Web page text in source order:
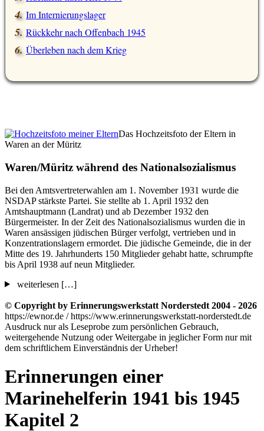
Im Internierungslager
Rückkehr nach Offenbach 1945
Überleben nach dem Krieg
Das Hochzeitsfoto der Eltern in
Waren an der Müritz
Waren/Müritz während des Nationalsozialismus
Bei den Amtsvertreterwahlen am 1. November 1931 wurde die
NSDAP stärkste Partei. Sie stellte ab 1. April 1932 den
Amtshauptmann (Landrat) und ab Dezember 1932 den
Bürgermeister. In der Zeit des Nationalsozialismus wurden die in
Waren ansässigen jüdischen Bürger verfolgt, vertrieben und in
Konzentrationslagern ermordet. Die jüdische Gemeinde, die in der
Mitte des 19. Jahrhunderts 150 Mitglieder gehabt hatte, schrumpfte
bis April 1938 auf neun Mitglieder.
weiterlesen […]
© Copyright by Erinnerungswerkstatt Norderstedt 2004 - 2026
https://ewnor.de / https://www.erinnerungswerkstatt-norderstedt.de
Ausdruck nur als Leseprobe zum persönlichen Gebrauch,
weitergehende Nutzung oder Weitergabe in jeglicher Form nur mit
dem schriftlichem Einverständnis der Urheber!
Erinnerungen einer
Marinehelferin 1941 bis 1945
Kapitel 2